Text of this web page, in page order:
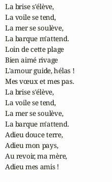
La brise s'élève,
La voile se tend,
La mer se soulève,
La barque m'attend.
Loin de cette plage
Bien aimé rivage
L'amour guide, hélas !
Mes vœux et mes pas.
La brise s'élève,
La voile se tend,
La mer se soulève,
La barque m'attend.
Adieu douce terre,
Adieu mon pays,
Au revoir, ma mère,
Adieu mes amis !